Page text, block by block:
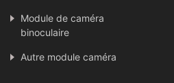
Module de caméra
binoculaire
Autre module caméra